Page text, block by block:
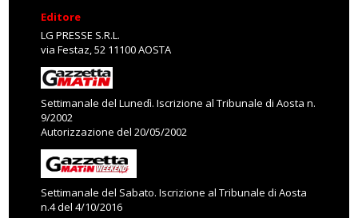
Editore
LG PRESSE S.R.L.
via Festaz, 52 11100 AOSTA
Settimanale del Lunedì. Iscrizione al Tribunale di Aosta n.
9/2002
Autorizzazione del 20/05/2002
Settimanale del Sabato. Iscrizione al Tribunale di Aosta
n.4 del 4/10/2016